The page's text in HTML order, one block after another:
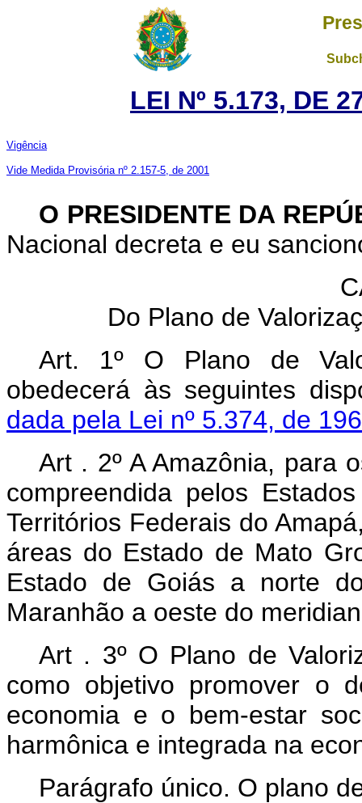
LEI Nº 5.173, DE
Vigência
Vide Medida Provisória nº 2.157-5, de 2001
O PRESIDENTE DA
Nacional decreta e eu
Do Plano de
Art. 1º O Plano de
obedecerá às seguintes
dada pela Lei nº 5.374, de
Art . 2º A Amazônia, para
compreendida pelos
Territórios Federais do
áreas do Estado de Mato
Estado de Goiás a norte
Maranhão a oeste do
Art . 3º O Plano de
como objetivo promover o
economia e o bem-estar
harmônica e integrada na
Parágrafo único. O plano